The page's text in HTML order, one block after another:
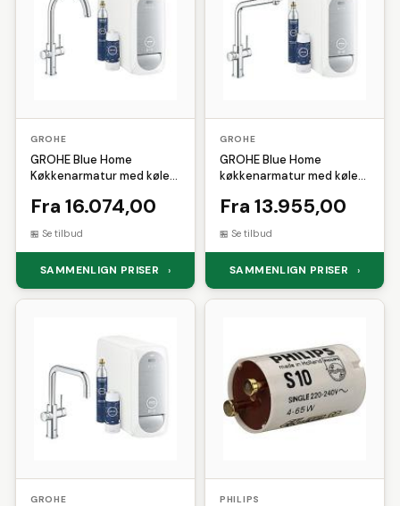
GROHE
GROHE Blue Home
Køkkenarmatur med køler
Fra 16.074,00
Se tilbud
SAMMENLIGN PRISER ›
GROHE
GROHE Blue Home
køkkenarmatur med køler
Fra 13.955,00
Se tilbud
SAMMENLIGN PRISER ›
GROHE PHILIPS